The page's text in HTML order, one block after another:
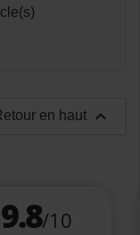
en haut 